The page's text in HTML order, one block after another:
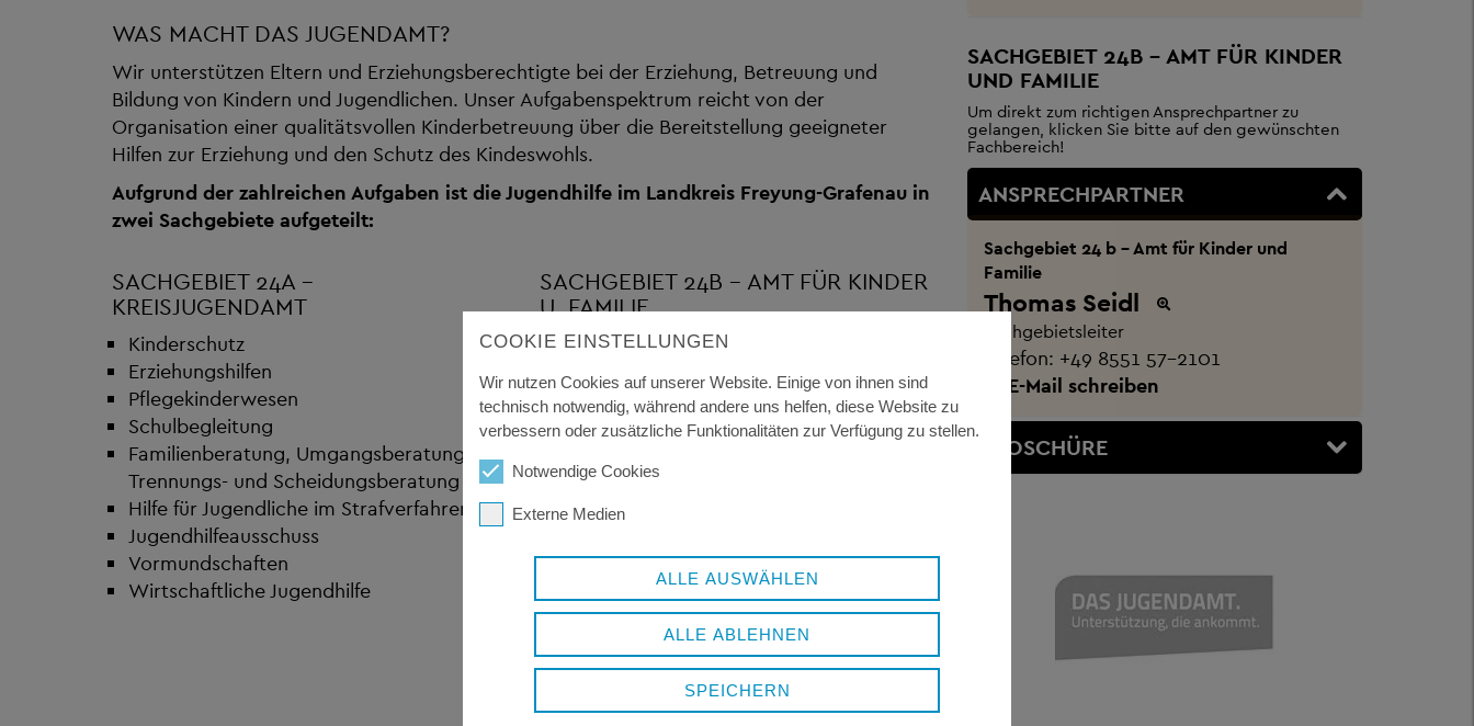
WAS MACHT DAS JUGENDAMT?
Wir unterstützen Eltern und Erziehungsberechtigte bei der Erziehung, Betreuung und
Bildung von Kindern und Jugendlichen. Unser Aufgabenspektrum reicht von der
Organisation einer qualitätsvollen Kinderbetreuung über die Bereitstellung geeigneter
Hilfen zur Erziehung und den Schutz des Kindeswohls.
Aufgrund der zahlreichen Aufgaben ist die Jugendhilfe im Landkreis Freyung-Grafenau in
zwei Sachgebiete aufgeteilt:
SACHGEBIET 24A -
KREISJUGENDAMT
Kinderschutz
Erziehungshilfen
Pflegekinderwesen
Schulbegleitung
Familienberatung, Umgangsberatung,
Trennungs- und Scheidungsberatung
Hilfe für Jugendliche im Strafverfahren
Jugendhilfeausschuss
Vormundschaften
Wirtschaftliche Jugendhilfe
SACHGEBIET 24B – AMT FÜR KINDER
U. FAMILIE
Adoptionsvermittlung
Beistandschaften/ Beurkundungen
Frühe Hilfen/ Familienbüro - KoKi
Ganztagsbetreuung für Grundschulkinder
Kostenübernahme Kinderbetreuung
Kinderbetreuung/ Kindertagespflege
Jugendsozialarbeit
Kommunale Jugendarbeit
Kreisjugendring
Unterhaltsvorschuss
SACHGEBIET 24B – AMT FÜR KINDER
UND FAMILIE
Um direkt zum richtigen Ansprechpartner zu
gelangen, klicken Sie bitte auf den gewünschten
Fachbereich!
ANSPRECHPARTNER
Sachgebiet 24 b - Amt für Kinder und
Familie
Thomas Seidl
Sachgebietsleiter
Telefon: +49 8551 57-2101
E-Mail schreiben
BROSCHÜRE
COOKIE EINSTELLUNGEN
Wir nutzen Cookies auf unserer Website. Einige von ihnen sind
technisch notwendig, während andere uns helfen, diese Website zu
verbessern oder zusätzliche Funktionalitäten zur Verfügung zu stellen.
Notwendige Cookies
Externe Medien
ALLE AUSWÄHLEN
ALLE ABLEHNEN
SPEICHERN